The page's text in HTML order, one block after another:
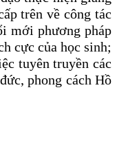
trên về công tác
mới phương pháp
cực của học sinh;
tuyên truyền các
phong cách Hồ